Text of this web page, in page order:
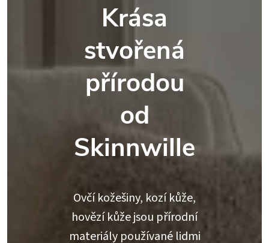
Krása
stvořená
přírodou
od
Skinnwille
Ovčí kožešiny, kozí kůže,
hovězí kůže jsou přírodní
materiály používané lidmi